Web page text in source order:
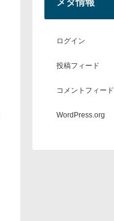
ログイン
投稿フィード
コメントフィード
WordPress.org